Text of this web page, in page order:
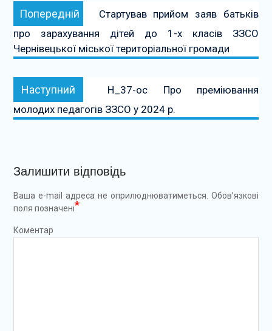
записів
Попередній Попередній:
Стартував прийом заяв батьків
про зарахування дітей до 1-х класів ЗЗСО
Чернівецької міської територіальної громади
Наступний Наступний:
Н_37-ос Про преміювання
молодих педагогів ЗЗСО у 2024 р.
Залишити відповідь
Ваша e-mail адреса не оприлюднюватиметься. Обов’язкові
поля позначені*
Коментар